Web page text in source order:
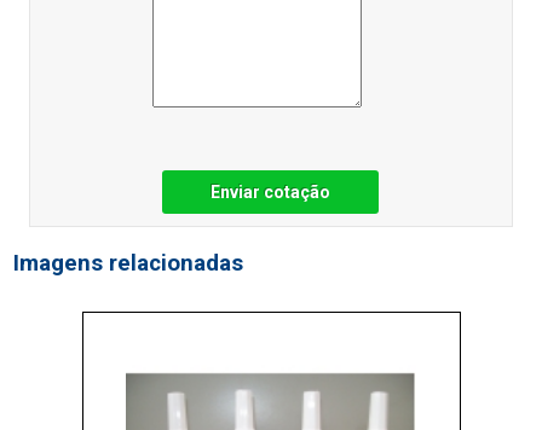
Enviar cotação
Imagens relacionadas